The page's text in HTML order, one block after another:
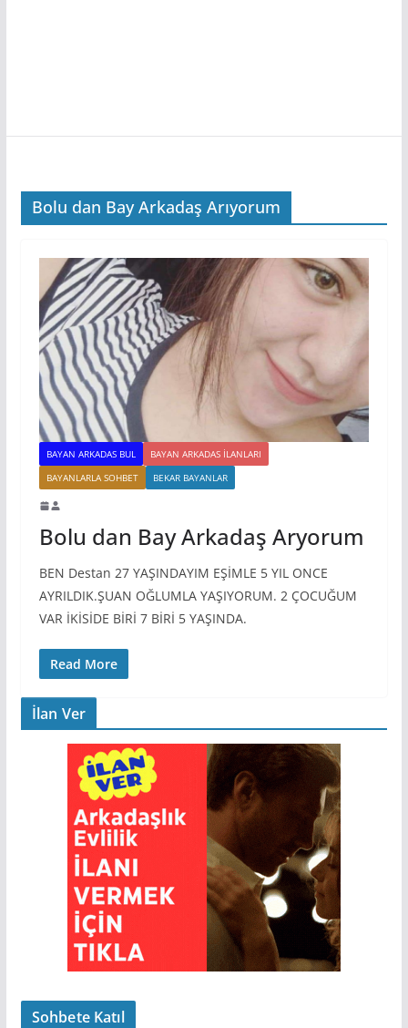
Bolu dan Bay Arkadaş Arıyorum
BAYAN ARKADAS BUL
BAYAN ARKADAS ILANLARI
BAYANLARLA SOHBET
BEKAR BAYANLAR
Bolu dan Bay Arkadaş Aryorum
BEN Destan 27 YAŞINDAYIM EŞİMLE 5 YIL ONCE
AYRILDIK.ŞUAN OĞLUMLA YAŞIYORUM. 2 ÇOCUĞUM
VAR İKİSİDE BİRİ 7 BİRİ 5 YAŞINDA.
Read More
İlan Ver
Sohbete Katıl